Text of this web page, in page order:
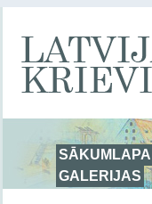
SĀKUMLAPA
GALERIJAS